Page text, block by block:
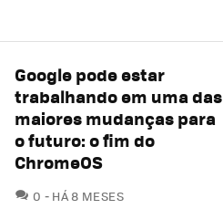
Google pode estar
trabalhando em uma das
maiores mudanças para
o futuro: o fim do
ChromeOS
0 COMENTÁRIOS
HÁ 8 MESES